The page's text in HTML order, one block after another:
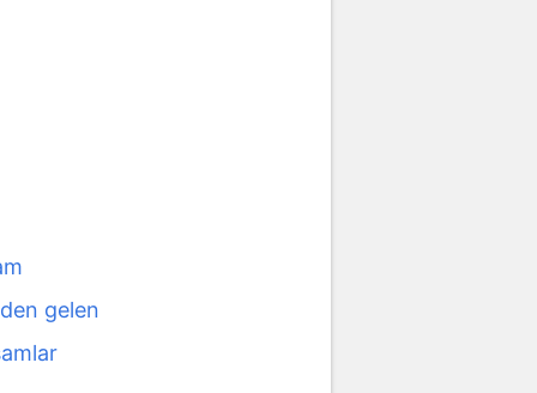
gelen